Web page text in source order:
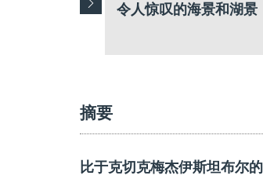
令人惊叹的海景和湖景
摘要
比于克切克梅杰伊斯坦布尔